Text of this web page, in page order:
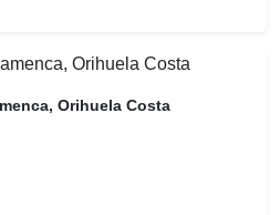
Orihuela Costa